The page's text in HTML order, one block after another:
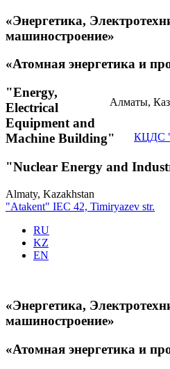
«Энергетика,
машиностроение»
«Атомная энергетика и
Алматы,
КЦДС
"Energy,
Electrical
Equipment and
Machine Building"
"Nuclear Energy and
Almaty, Kazakhstan
"Atakent" IEC 42, Timiryazev str.
RU
KZ
EN
«Энергетика,
машиностроение»
«Атомная энергетика и